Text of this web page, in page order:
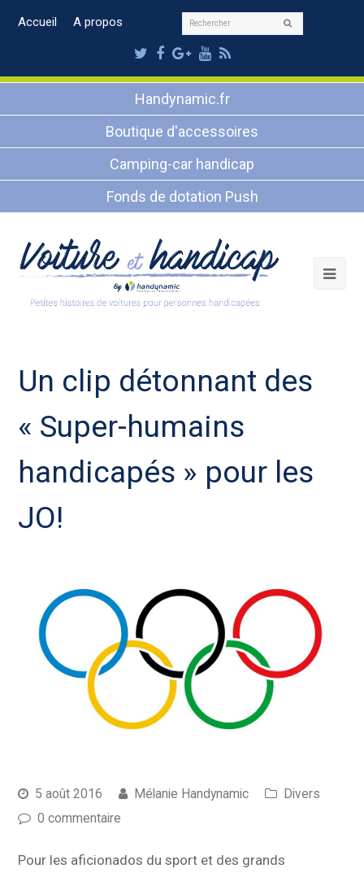
Accueil A propos Rechercher
Twitter
Facebook
Google
Plus
Youtube
RSS
Handynamic.fr
Boutique d'accessoires
Camping-car handicap
Fonds de dotation Push
Un clip détonnant des
« Super-humains
handicapés » pour les
JO!
5 août 2016 Mélanie Handynamic
Divers
0 commentaire
Pour les aficionados du sport et des grands